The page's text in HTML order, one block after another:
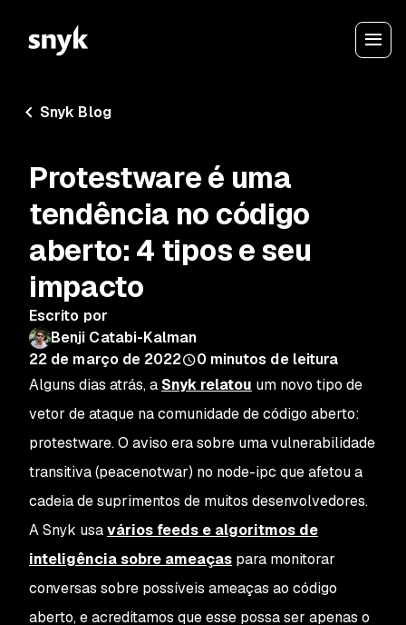
Snyk Blog
Protestware é uma
tendência no código
aberto: 4 tipos e seu
impacto
Escrito por
Benji Catabi-Kalman
22 de março de 2022
0 minutos de leitura
Alguns dias atrás, a Snyk relatou um novo tipo de
vetor de ataque na comunidade de código aberto:
protestware. O aviso era sobre uma vulnerabilidade
transitiva (peacenotwar) no node-ipc que afetou a
cadeia de suprimentos de muitos desenvolvedores.
A Snyk usavários feeds e algoritmos de
inteligência sobre ameaças para monitorar
conversas sobre possíveis ameaças ao código
aberto, e acreditamos que esse possa ser apenas o